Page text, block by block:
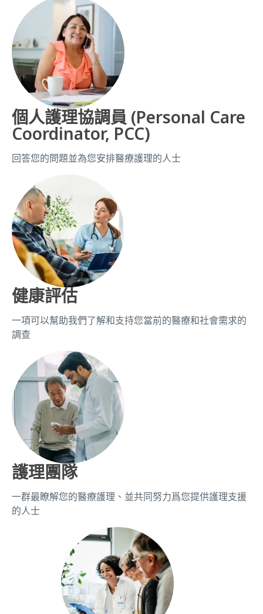
個人護理協調員 (Personal Care
Coordinator, PCC)
回答您的問題並為您安排醫療護理的人士
健康評估
一項可以幫助我們了解和支持您當前的醫療和社會需求的
調查
護理團隊
一群最瞭解您的醫療護理、並共同努力爲您提供護理支援
的人士